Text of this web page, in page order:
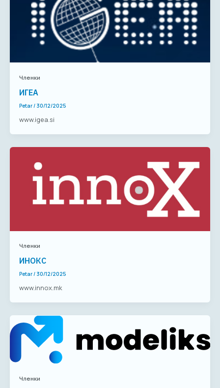
Членки
ИГЕА
Petar / 30/12/2025
www.igea.si
Членки
ИНОКС
Petar / 30/12/2025
www.innox.mk
Членки